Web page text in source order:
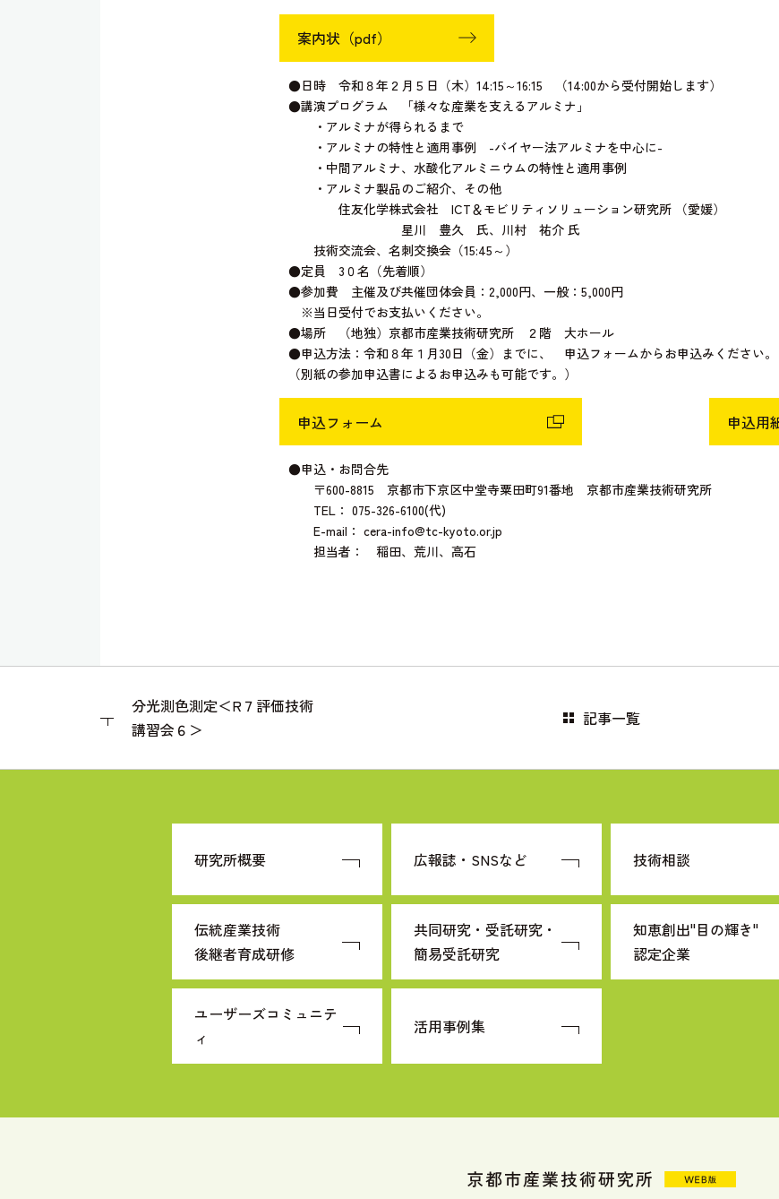
案内状（pdf）
●日時 令和８年２月５日（木）14:15～16:15 （14:00から受付開始します）
●講演プログラム 「様々な産業を支えるアルミナ」
・アルミナが得られるまで
・アルミナの特性と適用事例 -バイヤー法アルミナを中心に-
・中間アルミナ、水酸化アルミニウムの特性と適用事例
・アルミナ製品のご紹介、その他
住友化学株式会社 ICT＆モビリティソリューション研究所 （愛媛）
星川 豊久 氏、川村 祐介 氏
技術交流会、名刺交換会（15:45～）
●定員 3０名（先着順）
●参加費 主催及び共催団体会員：2,000円、一般：5,000円
※当日受付でお支払いください。
●場所 （地独）京都市産業技術研究所 ２階 大ホール
●申込方法：令和８年１月30日（金）までに、 申込フォームからお申込みください。
（別紙の参加申込書によるお申込みも可能です。）
申込フォーム 申込用
●申込・お問合先
〒600-8815 京都市下京区中堂寺粟田町91番地 京都市産業技術研究所
TEL： 075-326-6100(代)
E-mail： cera-info@tc-kyoto.or.jp
担当者： 稲田、荒川、高石
分光測色測定＜R７評価技術
講習会６＞
記事一覧
研究所概要 広報誌・SNSなど 技術相談
伝統産業技術
後継者育成研修
共同研究・受託研究・
簡易受託研究
知恵創出"目の輝き"
認定企業
ユーザーズコミュニテ
ィ
活用事例集